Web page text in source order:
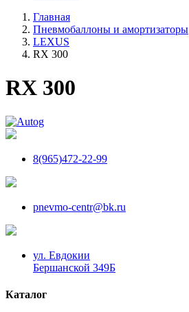
Главная
Пневмобаллоны и амортизаторы
LEXUS
RX 300
RX 300
8(965)472-22-99
pnevmo-centr@bk.ru
ул. Евдокии
Бершанской 349Б
Каталог